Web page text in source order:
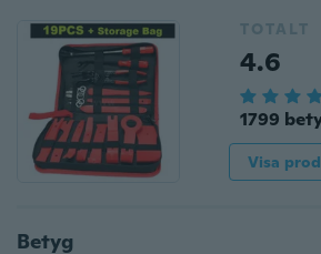
TOTALT
4.6
1799
Visa
Betyg